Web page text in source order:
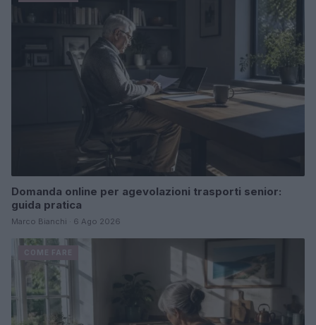
Domanda online per agevolazioni trasporti senior:
guida pratica
Marco Bianchi · 6 Ago 2026